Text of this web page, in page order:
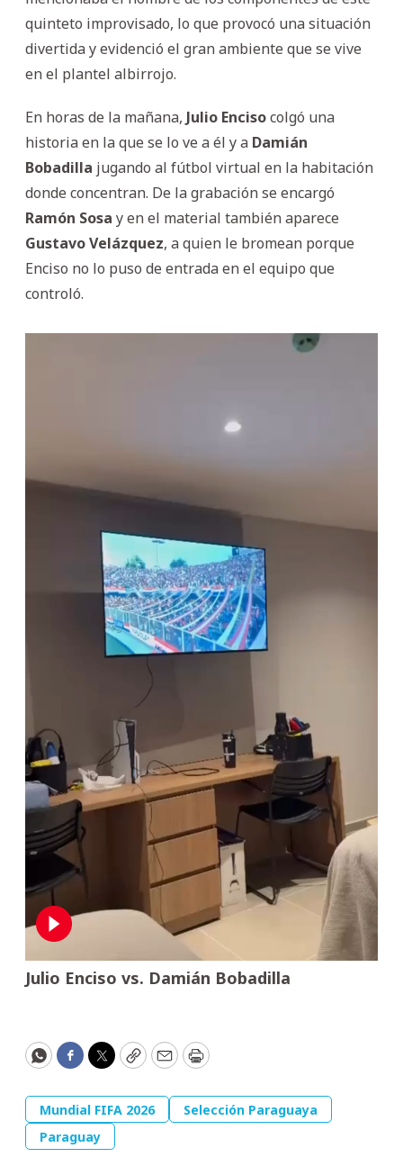
quinteto improvisado, lo que provocó una situación
divertida y evidenció el gran ambiente que se vive
en el plantel albirrojo.
En horas de la mañana, Julio Encisocolgó una
historia en la que se lo ve a él y a Damián
Bobadilla jugando al fútbol virtual en la habitación
donde concentran. De la grabación se encargó
Ramón Sosa y en el material también aparece
GustavoVelázquez, a quien le bromean porque
Enciso no lo puso de entrada en el equipo que
controló.
Julio Enciso vs. Damián Bobadilla
WhatsApp
Facebook
Twitter
CopyEmailPrint
Mundial FIFA 2026
Selección Paraguaya
Paraguay